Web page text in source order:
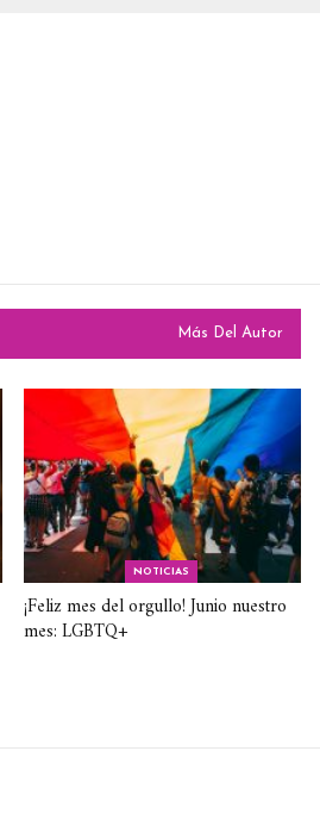
Más Del Autor
NOTICIAS
¡Feliz mes del orgullo! Junio nuestro
mes: LGBTQ+